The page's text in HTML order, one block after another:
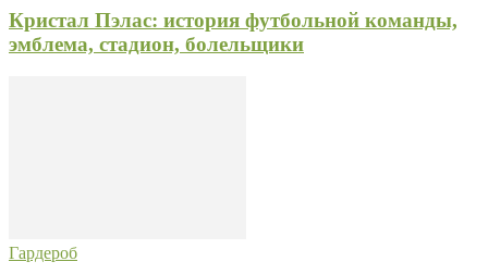
Кристал Пэлас: история футбольной команды,
эмблема, стадион, болельщики
Гардероб